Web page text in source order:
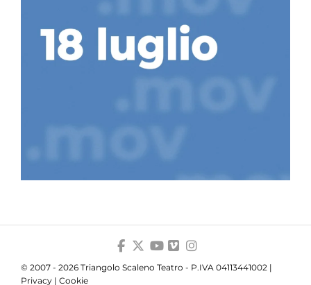
© 2007 - 2026 Triangolo Scaleno Teatro - P.IVA 04113441002 |
Privacy | Cookie